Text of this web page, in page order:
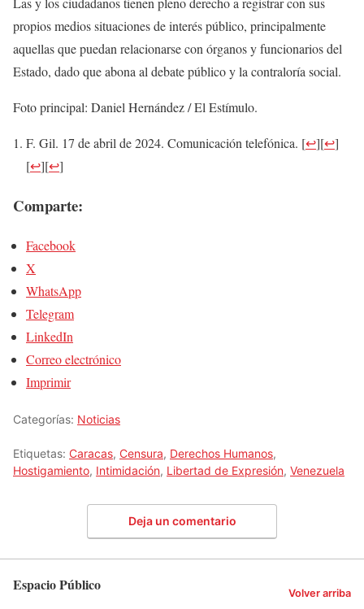
propios medios situaciones de interés público, principalmente
aquellas que puedan relacionarse con órganos y funcionarios del
Estado, dado que abona al debate público y la contraloría social.
Foto principal: Daniel Hernández / El Estímulo.
F. Gil. 17 de abril de 2024. Comunicación telefónica. [↩][↩]
[↩][↩]
Comparte:
Facebook
X
WhatsApp
Telegram
LinkedIn
Correo electrónico
Imprimir
Categorías: Noticias
Etiquetas: Caracas, Censura, Derechos Humanos,
Hostigamiento, Intimidación, Libertad de Expresión, Venezuela
Deja un comentario
Espacio Público Volver arriba